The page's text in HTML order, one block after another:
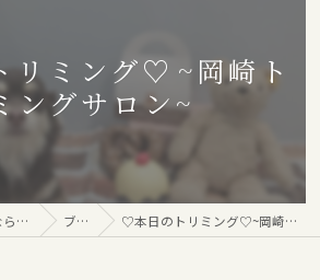
リミング♡⁠~岡崎ト
ングサロン~
岡崎のトリミングならDog salon Floor ブログ ♡本日のトリミング♡⁠~岡崎トリミングサロン~